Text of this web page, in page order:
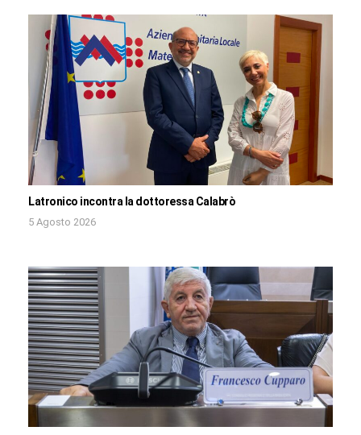
Latronico incontra la dottoressa Calabrò
5 Agosto 2026